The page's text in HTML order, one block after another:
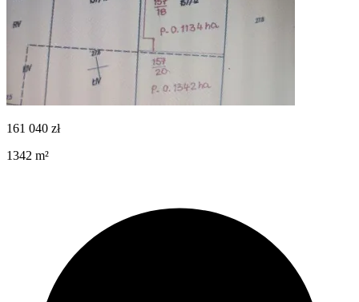
161 040 zł
1342 m²